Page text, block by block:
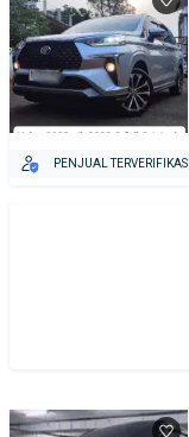
PENJUAL TERVERIFIKASI